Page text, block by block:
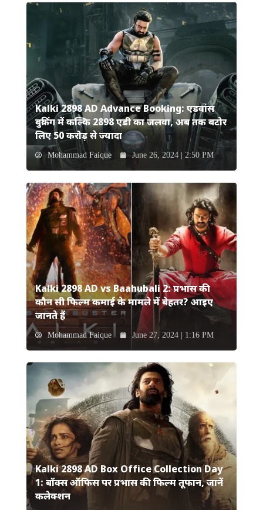
Kalki 2898 AD Advance Booking: एडवांस
बुकिंग में कल्कि 2898 एडी का जलवा, अब तक बटोर
लिए 50 करोड़ से ज्यादा
Mohammad Faique June 26, 2024 | 2:50 PM
Kalki 2898 AD vs Baahubali 2: प्रभास की
कौन सी फिल्म कमाई के मामले में बेहतर? आइए
जानते हैं
Mohammad Faique June 27, 2024 | 1:16 PM
Kalki 2898 AD Box Office Collection Day
1: बॉक्स ऑफिस पर प्रभास की फिल्म तूफान, जानें
कलेक्शन